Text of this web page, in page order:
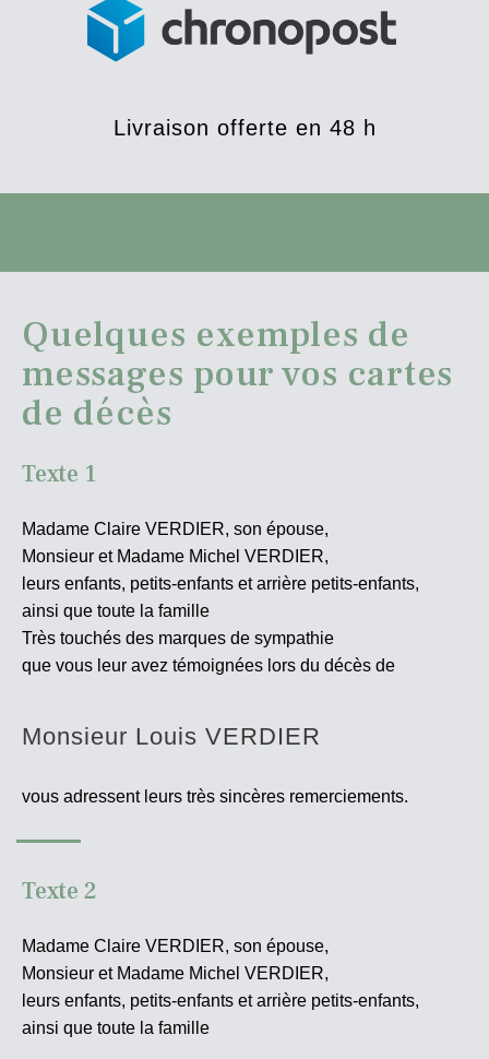
Livraison offerte en 48 h
Quelques exemples de
messages pour vos cartes
de décès
Texte 1
Madame Claire VERDIER, son épouse,
Monsieur et Madame Michel VERDIER,
leurs enfants, petits-enfants et arrière petits-enfants,
ainsi que toute la famille
Très touchés des marques de sympathie
que vous leur avez témoignées lors du décès de
Monsieur Louis VERDIER
vous adressent leurs très sincères remerciements.
Texte 2
Madame Claire VERDIER, son épouse,
Monsieur et Madame Michel VERDIER,
leurs enfants, petits-enfants et arrière petits-enfants,
ainsi que toute la famille